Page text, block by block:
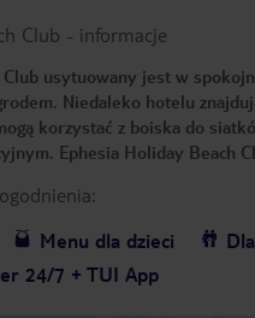
Club - informacje
Club usytuowany jest w
Niedaleko hotelu
korzystać z boiska do
Ephesia Holiday Beach
Menu dla dzieci
24/7 + TUI App